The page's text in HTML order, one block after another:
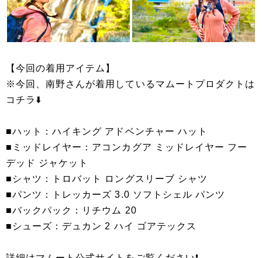
【今回の着用アイテム】
※今回、南野さんが着用しているマムートプロダクトは
コチラ⬇️
■ハット：ハイキング アドベンチャー ハット
■ミッドレイヤー：アコンカグア ミッドレイヤー フー
デッド ジャケット
■シャツ：トロバット ロングスリーブ シャツ
■パンツ：トレッカーズ 3.0 ソフトシェル パンツ
■バックパック：リチウム 20
■シューズ：デュカン 2 ハイ ゴアテックス